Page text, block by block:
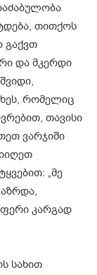
თითქოს
გაქვთ
და მკერდი
რომელიც
თავისი
ვარჯიში
„მე
კარგად
სახით